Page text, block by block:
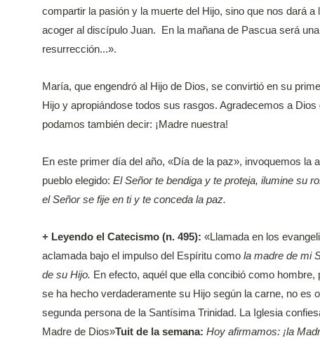
compartir la pasión y la muerte del Hijo, sino que nos dará
acoger al discípulo Juan. En la mañana de Pascua será
resurrección...».
María, que engendró al Hijo de Dios, se convirtió en su
Hijo y apropiándose todos sus rasgos. Agradecemos a
podamos también decir: ¡Madre nuestra!
En este primer día del año, «Día de la paz», invoquemos la
pueblo elegido: El Señor te bendiga y te proteja, ilumine su
el Señor se fije en ti y te conceda la paz.
+ Leyendo el Catecismo (n. 495): «Llamada en los
aclamada bajo el impulso del Espíritu como la madre de mi
de su Hijo. En efecto, aquél que ella concibió como
se ha hecho verdaderamente su Hijo según la carne, no es
segunda persona de la Santísima Trinidad. La Iglesia
Madre de Dios»Tuit de la semana: Hoy afirmamos: ¡la